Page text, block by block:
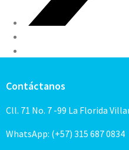
Contáctanos
Cll. 71 No. 7 -99 La Florida
WhatsApp: (+57) 315 687 0834